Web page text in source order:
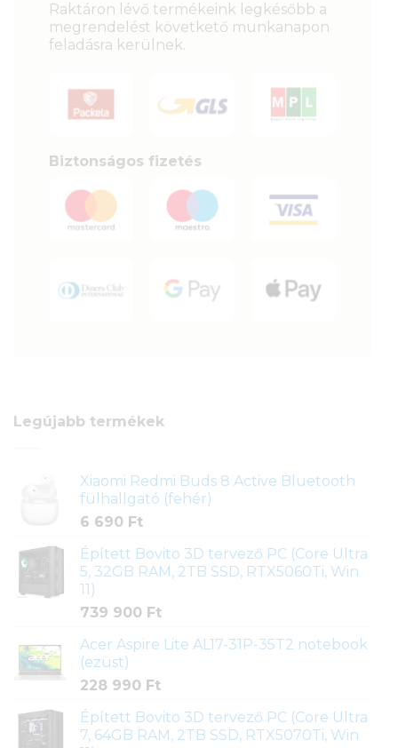
Raktáron lévő termékeink legkésőbb a
megrendelést követkető munkanapon
feladásra kerülnek.
Biztonságos fizetés
Legújabb termékek
Xiaomi Redmi Buds 8 Active Bluetooth
fülhallgató (fehér)
6 690 Ft
Épített Bovito 3D tervező PC (Core Ultra
5, 32GB RAM, 2TB SSD, RTX5060Ti, Win
11)
739 900 Ft
Acer Aspire Lite AL17-31P-35T2 notebook
(ezüst)
228 990 Ft
Épített Bovito 3D tervező PC (Core Ultra
7, 64GB RAM, 2TB SSD, RTX5070Ti, Win